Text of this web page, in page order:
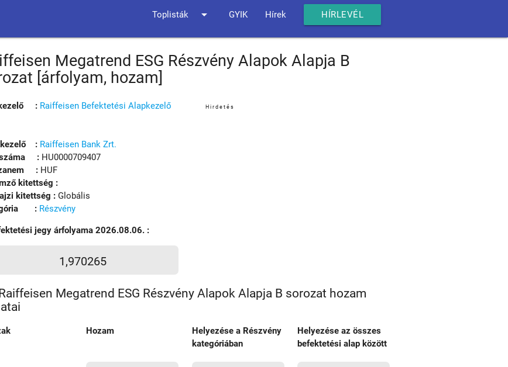
Toplisták arrow_drop_down GYIK Hírek HÍRLEVÉL
Megatrend ESG Részvény Alapok Alapja B
[árfolyam, hozam]
Hirdetés
: Raiffeisen Befektetési Alapkezelő
: Raiffeisen Bank Zrt.
száma : HU0000709407
: HUF
kitettség :
kitettség :Globális
: Részvény
jegy árfolyama 2026.08.06. :
1,970265
Megatrend ESG Részvény Alapok Alapja B sorozat hozam
Hozam
Helyezése a Részvény
kategóriában
Helyezése az összes
befektetési alap között